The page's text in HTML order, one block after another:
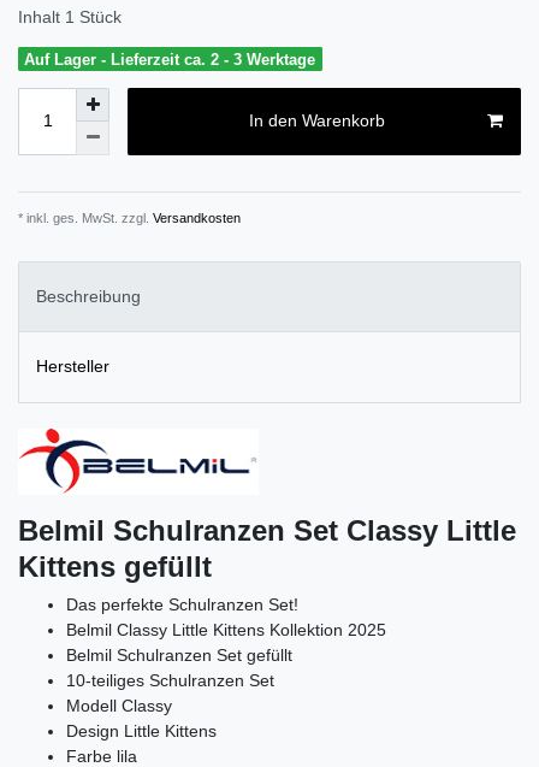
Inhalt 1 Stück
Auf Lager - Lieferzeit ca. 2 - 3 Werktage
In den Warenkorb
* inkl. ges. MwSt. zzgl. Versandkosten
Beschreibung
Hersteller
Belmil Schulranzen Set Classy Little
Kittens gefüllt
Das perfekte Schulranzen Set!
Belmil Classy Little Kittens Kollektion 2025
Belmil Schulranzen Set gefüllt
10-teiliges Schulranzen Set
Modell Classy
Design Little Kittens
Farbe lila